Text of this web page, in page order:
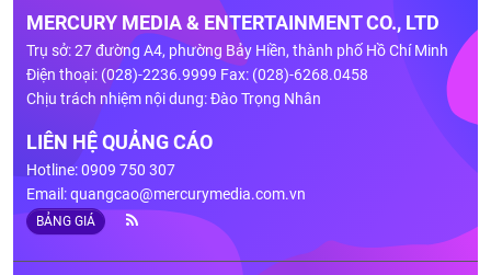
MERCURY MEDIA & ENTERTAINMENT CO., LTD
Trụ sở: 27 đường A4, phường Bảy Hiền, thành phố Hồ Chí Minh
Điện thoại: (028)-2236.9999 Fax: (028)-6268.0458
Chịu trách nhiệm nội dung: Đào Trọng Nhân
LIÊN HỆ QUẢNG CÁO
Hotline: 0909 750 307
Email:quangcao@mercurymedia.com.vn
BẢNG GIÁ